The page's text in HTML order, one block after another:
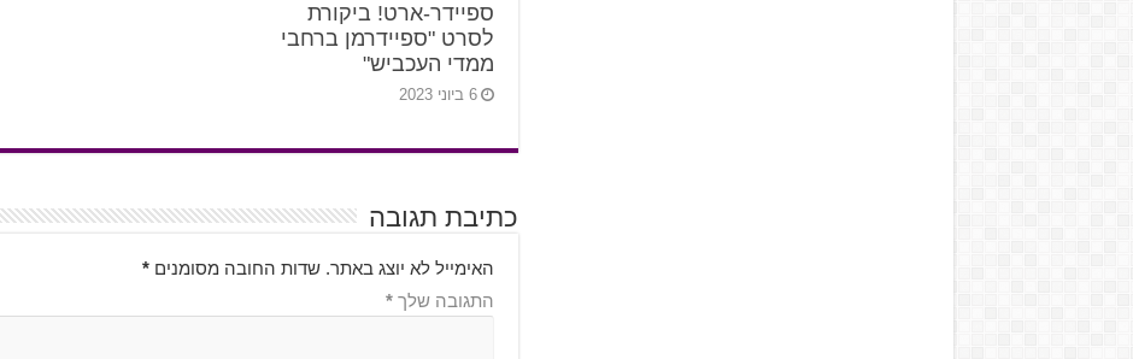
ספיידר-ארט! ביקורת
לסרט "ספיידרמן ברחבי
ממדי העכביש"
6 ביוני 2023
כתיבת תגובה
האימייל לא יוצג באתר. שדות החובה מסומנים*
התגובה שלך*